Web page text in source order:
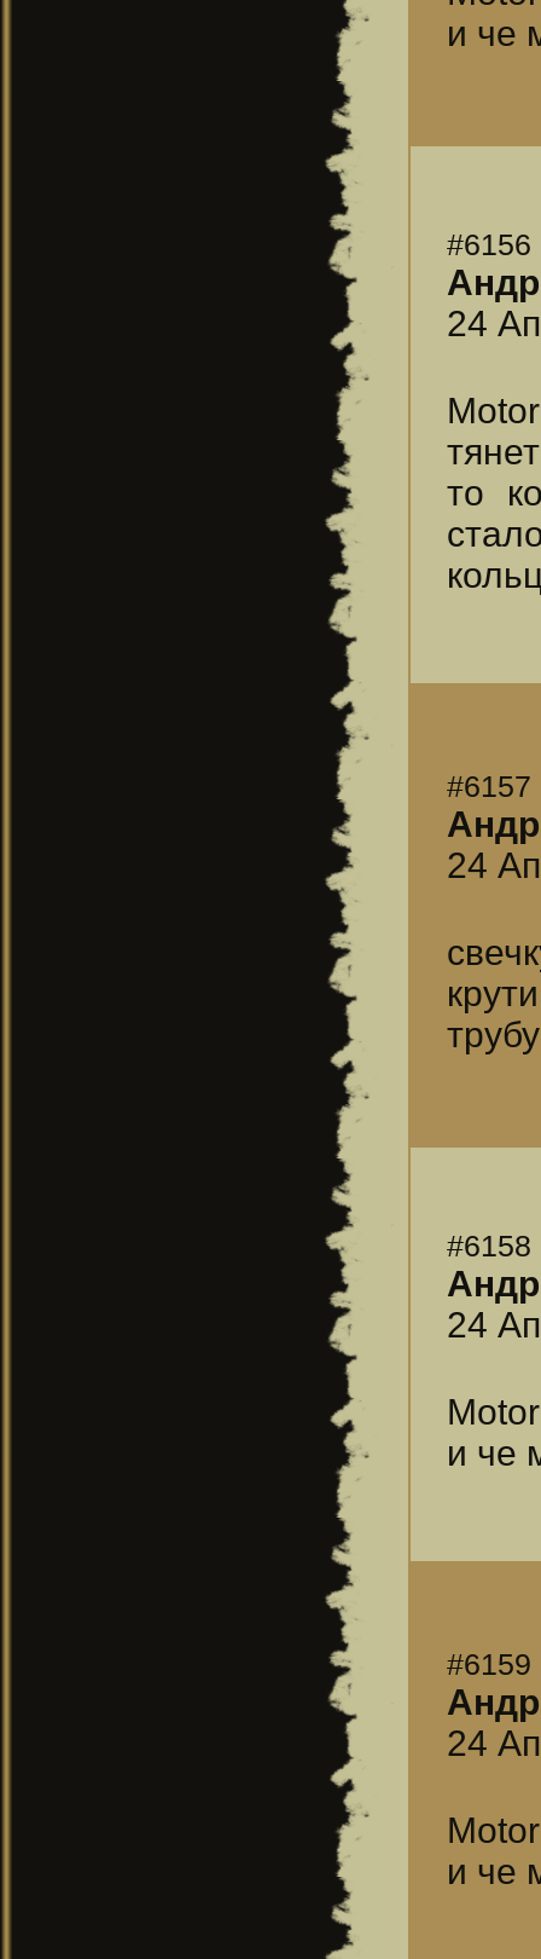
и че
#6156
24
то
#6157
24
#6158
24
и че
#6159
24
и че